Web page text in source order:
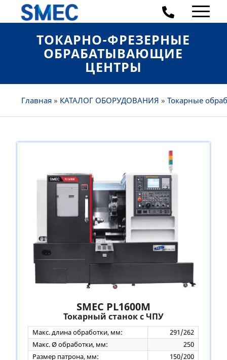
ТОКАРНО-ФРЕЗЕРНЫЕ
ОБРАБАТЫВАЮЩИЕ
ЦЕНТРЫ
Главная » КАТАЛОГ ОБОРУДОВАНИЯ »Токарные
SMEC PL1600M
Токарный станок с ЧПУ
Макс. длина обработки, мм:
291/262
Макс. Ø обработки, мм:
250
Размер патрона, мм:
150/200